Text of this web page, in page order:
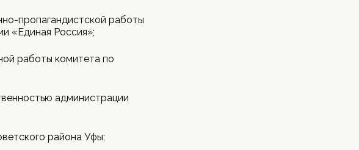
пропагандистской работы
«Единая Россия»;
работы комитета по
администрации
района Уфы;